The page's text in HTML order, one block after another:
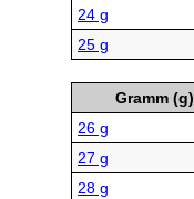
24 g
25 g
Gramm (g)
26 g
27 g
28 g